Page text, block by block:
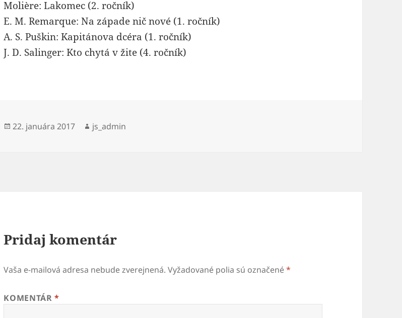
Molière: Lakomec (2. ročník)
E. M. Remarque: Na západe nič nové (1. ročník)
A. S. Puškin: Kapitánova dcéra (1. ročník)
J. D. Salinger: Kto chytá v žite (4. ročník)
Publikované
22. januára 2017 Autor
js_admin
Pridaj komentár
Vaša e-mailová adresa nebude zverejnená. Vyžadované polia sú označené*
KOMENTÁR*